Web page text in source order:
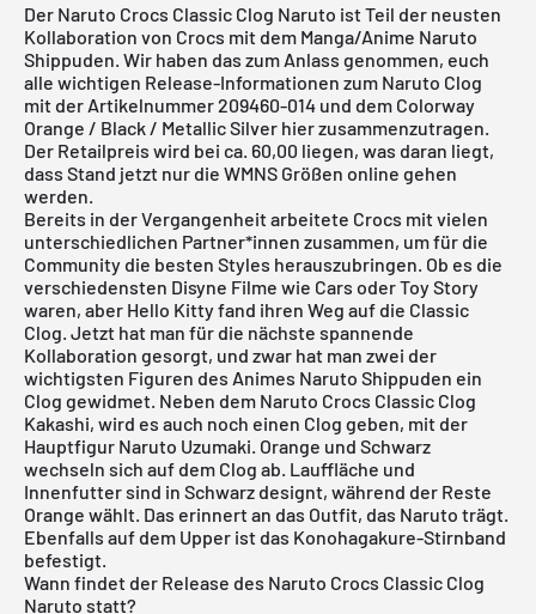
Der Naruto Crocs Classic Clog Naruto ist Teil der neusten
Kollaboration von Crocs mit dem Manga/Anime Naruto
Shippuden. Wir haben das zum Anlass genommen, euch
alle wichtigen Release-Informationen zum Naruto Clog
mit der Artikelnummer 209460-014 und dem Colorway
Orange / Black / Metallic Silver hier zusammenzutragen.
Der Retailpreis wird bei ca. 60,00 liegen, was daran liegt,
dass Stand jetzt nur die WMNS Größen online gehen
werden.
Bereits in der Vergangenheit arbeitete Crocs mit vielen
unterschiedlichen Partner*innen zusammen, um für die
Community die besten Styles herauszubringen. Ob es die
verschiedensten Disyne Filme wie Cars oder Toy Story
waren, aber Hello Kitty fand ihren Weg auf die Classic
Clog. Jetzt hat man für die nächste spannende
Kollaboration gesorgt, und zwar hat man zwei der
wichtigsten Figuren des Animes Naruto Shippuden ein
Clog gewidmet. Neben dem Naruto Crocs Classic Clog
Kakashi, wird es auch noch einen Clog geben, mit der
Hauptfigur Naruto Uzumaki. Orange und Schwarz
wechseln sich auf dem Clog ab. Lauffläche und
Innenfutter sind in Schwarz designt, während der Reste
Orange wählt. Das erinnert an das Outfit, das Naruto trägt.
Ebenfalls auf dem Upper ist das Konohagakure-Stirnband
befestigt.
Wann findet der Release des Naruto Crocs Classic Clog
Naruto statt?